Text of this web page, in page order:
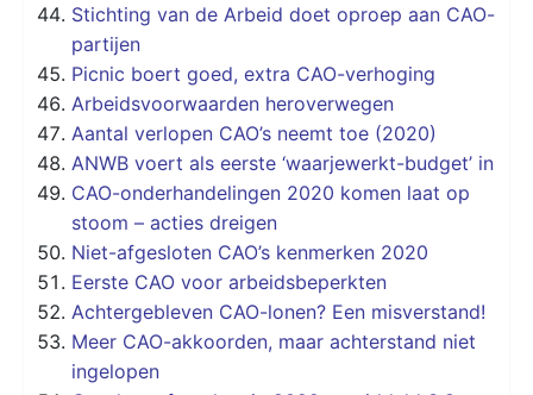
Stichting van de Arbeid doet oproep aan CAO-
partijen
Picnic boert goed, extra CAO-verhoging
Arbeidsvoorwaarden heroverwegen
Aantal verlopen CAO’s neemt toe (2020)
ANWB voert als eerste ‘waarjewerkt-budget’ in
CAO-onderhandelingen 2020 komen laat op
stoom – acties dreigen
Niet-afgesloten CAO’s kenmerken 2020
Eerste CAO voor arbeidsbeperkten
Achtergebleven CAO-lonen? Een misverstand!
Meer CAO-akkoorden, maar achterstand niet
ingelopen